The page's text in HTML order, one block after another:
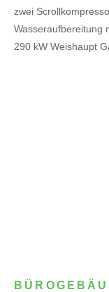
zwei
Wasseraufbereitung
290 kW Weishaupt